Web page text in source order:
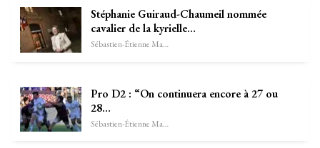
Stéphanie Guiraud-Chaumeil nommée
cavalier de la kyrielle…
Sébastien-Étienne Marechal
Pro D2 : “On continuera encore à 27 ou
28…
Sébastien-Étienne Marechal